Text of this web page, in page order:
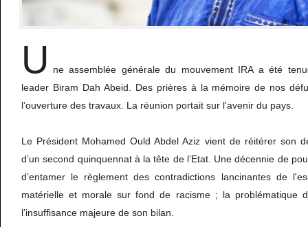
U
ne assemblée générale du mouvement IRA a été
leader Biram Dah Abeid. Des prières à la mémoire de nos
l’ouverture des travaux. La réunion portait sur l'avenir du pays.
Le Président Mohamed Ould Abdel Aziz vient de réitérer son
d’un second quinquennat à la tête de l’Etat. Une décennie de
d’entamer le règlement des contradictions lancinantes de
matérielle et morale sur fond de racisme ; la problématique
l’insuffisance majeure de son bilan.